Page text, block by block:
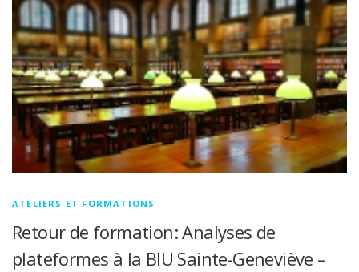
ATELIERS ET FORMATIONS
Retour de formation: Analyses de
plateformes à la BIU Sainte-Geneviève –